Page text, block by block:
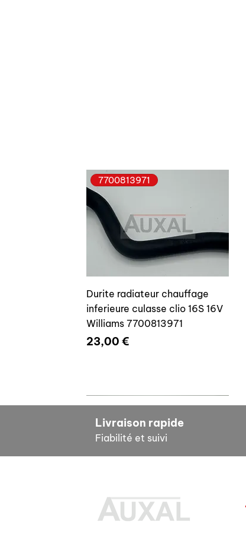
7700813971
Durite radiateur chauffage
inferieure culasse clio 16S 16V
Williams 7700813971
Prix
23,00 €
7700804635
Durite radiateur chauffage
Cale reglage gache coffre R5
Livraison rapide
Fiabilité et suivi